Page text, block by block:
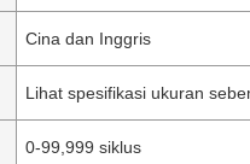
Cina dan Inggris
Lihat spesifikasi ukuran
0-99,999 siklus